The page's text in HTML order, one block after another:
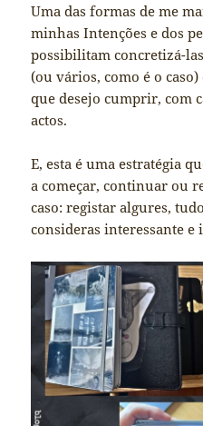
Uma das formas de me
minhas Intenções e dos
possibilitam concretizá-
(ou vários, como é o
que desejo cumprir, com
actos.
E, esta é uma estratégia
a começar, continuar ou
caso: registar algures,
consideras interessante e